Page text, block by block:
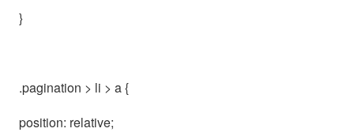
}
.pagination > li > a {
position: relative;